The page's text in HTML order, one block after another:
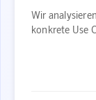
Wir
konkrete Use